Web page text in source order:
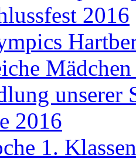
2016
Mädchen
unserer
2016
1.